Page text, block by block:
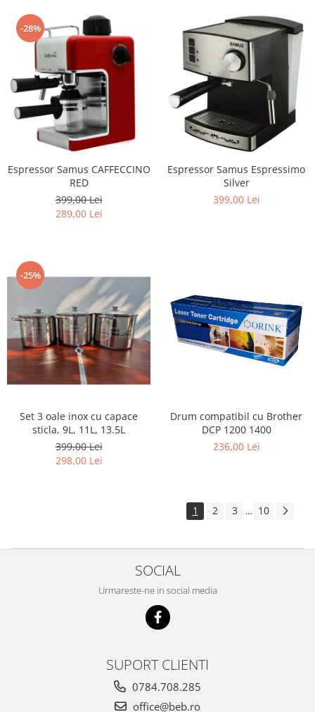
-28%
Espressor Samus CAFFECCINO
RED
399,00 Lei
289,00 Lei
Espressor Samus Espressimo
Silver
399,00 Lei
-25%
Set 3 oale inox cu capace
sticla, 9L, 11L, 13.5L
399,00 Lei
298,00 Lei
Drum compatibil cu Brother
DCP 1200 1400
236,00 Lei
1 2 3 ... 10
SOCIAL
Urmareste-ne in social media
SUPORT CLIENTI
0784.708.285
office@beb.ro